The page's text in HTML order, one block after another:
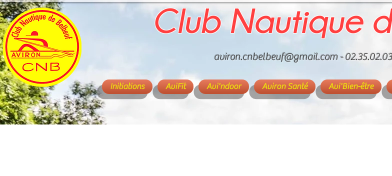
Club Nautique
aviron.cnbelbeuf@gmail.com-
Initiations AviFit Avi'ndoor Aviron Santé Avi'Bien-être